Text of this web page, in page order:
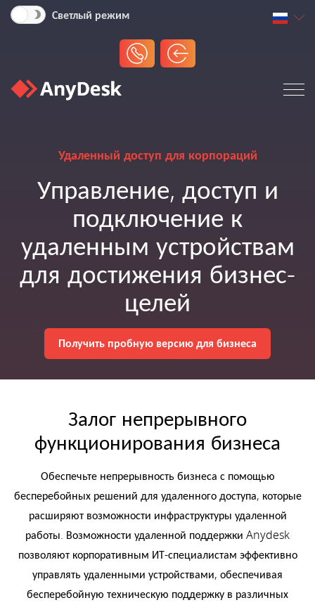
Светлый режим
Удаленный доступ для корпораций
Управление, доступ и
подключение к
удаленным устройствам
для достижения бизнес-
целей
Получить пробную версию для бизнеса
Залог непрерывного
функционирования бизнеса
Обеспечьте непрерывность бизнеса с помощью
бесперебойных решений для удаленного доступа, которые
расширяют возможности инфраструктуры удаленной
работы. Возможности удаленной поддержки Anydesk
позволяют корпоративным ИТ-специалистам эффективно
управлять удаленными устройствами, обеспечивая
бесперебойную техническую поддержку в различных